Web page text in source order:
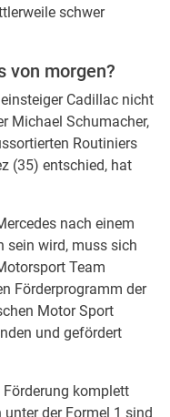
schwer
von morgen?
Cadillac nicht
Michael Schumacher,
Routiniers
(35) entschied, hat
nach einem
sein wird, muss sich
Team
Förderprogramm der
Motor Sport
und gefördert
komplett
der Formel 1 sind